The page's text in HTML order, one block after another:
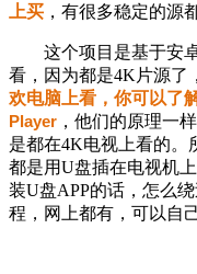
上买 ，有很多稳定的源
这个项目是基于安卓
看，因为都是4K片源了
欢电脑上看，你可以了
Player ，他们的原理一
是都在4K电视上看的。
都是用U盘插在电视机
装U盘APP的话，怎么
程，网上都有，可以自